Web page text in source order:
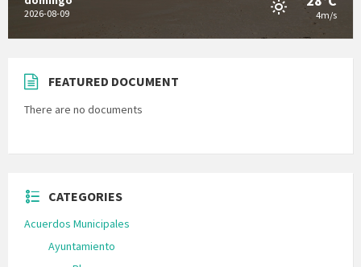
2026-08-09 4m/s
FEATURED DOCUMENT
There are no documents
CATEGORIES
Acuerdos Municipales
Ayuntamiento